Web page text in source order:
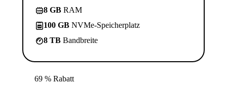
8 GB RAM
100 GB NVMe-Speicherplatz
8 TB Bandbreite
69 % Rabatt